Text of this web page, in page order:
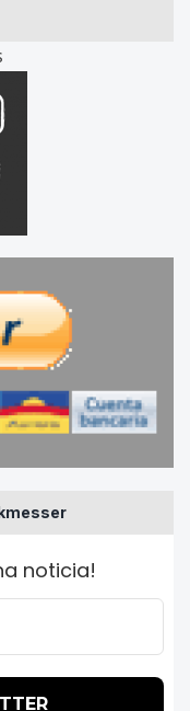
noticia!